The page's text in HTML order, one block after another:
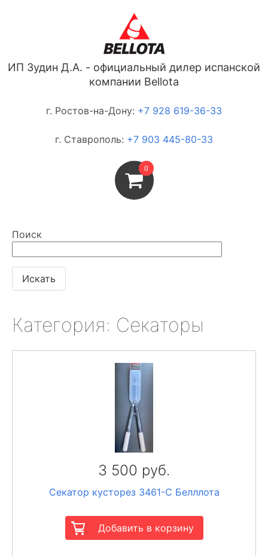
ИП Зудин Д.А. - официальный дилер испанской
компании Bellota
г. Ростов-на-Дону: +7 928 619-36-33
г. Ставрополь: +7 903 445-80-33
0
Поиск
Категория: Секаторы
3 500 руб.
Секатор кусторез 3461-С Белллота